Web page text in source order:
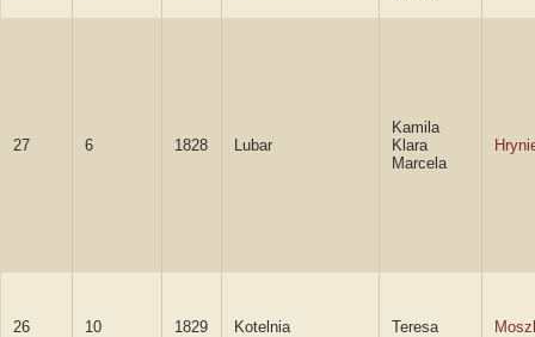
27 6 1828 Lubar
Kamila
Klara
Marcela
26 10 1829 Kotelnia Teresa